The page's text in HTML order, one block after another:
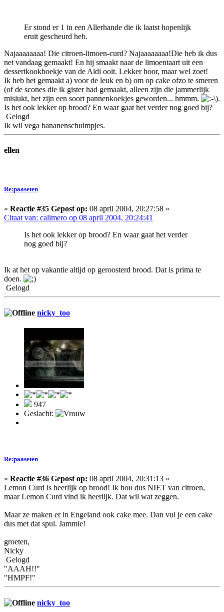
Er stond er 1 in een Allerhande die ik laatst hopenlijk
eruit gescheurd heb.
Najaaaaaaaa! Die citroen-limoen-curd? Najaaaaaaaa!Die heb ik dus
net vandaag gemaakt! En hij smaakt naar de limoentaart uit een
dessertkookboekje van de Aldi ooit. Lekker hoor, maar wel zoet!
Ik heb het gemaakt a) voor de leuk en b) om op cake ofzo te smeren
(of de scones die ik gister had gemaakt, alleen zijn die jammerlijk
mislukt, het zijn een soort pannenkoekjes geworden... hmmm.
).
Is het ook lekker op brood? En waar gaat het verder nog goed bij?
Gelogd
Ik wil vega bananenschuimpjes.
ellen
Re:paaseten
« Reactie #35 Gepost op: 08 april 2004, 20:27:58 »
Citaat van: calimero op 08 april 2004, 20:24:41
Is het ook lekker op brood? En waar gaat het verder
nog goed bij?
Ik at het op vakantie altijd op geroosterd brood. Dat is prima te
doen.
Gelogd
nicky_too
947
Geslacht:
Re:paaseten
« Reactie #36 Gepost op: 08 april 2004, 20:31:13 »
Lemon Curd is heerlijk op brood! Ik hou dus NIET van citroen,
maar Lemon Curd vind ik heerlijk. Dat wil wat zeggen.
Maar ze maken er in Engeland ook cake mee. Dan vul je een cake
dus met dat spul. Jammie!
groeten,
Nicky
Gelogd
"AAAH!!"
"HMPF!"
nicky_too